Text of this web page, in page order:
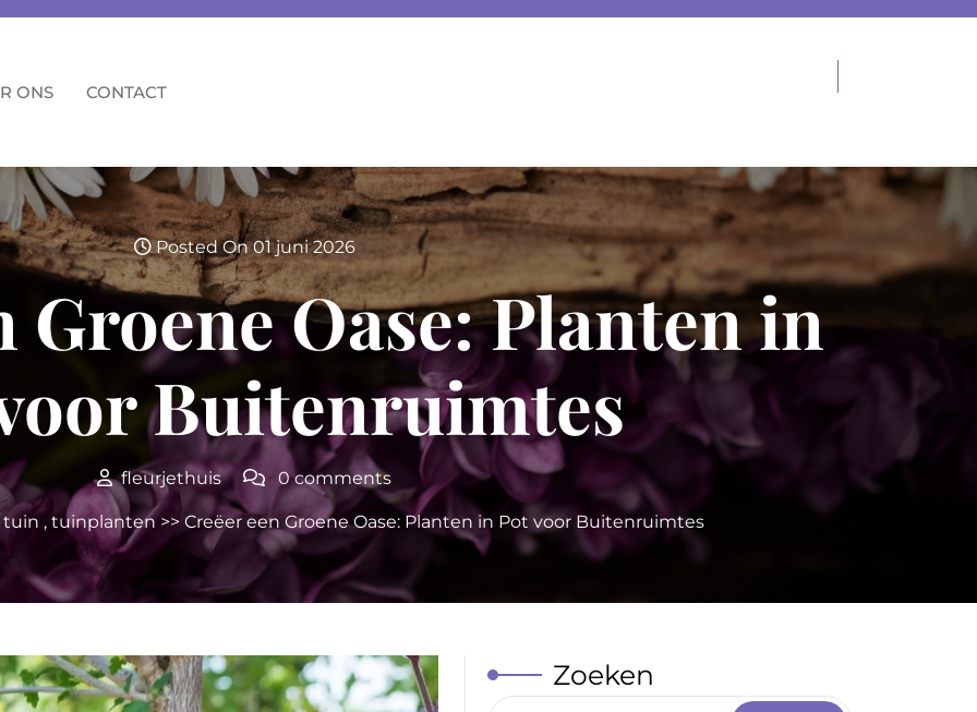
ONS CONTACT
Posted On 01 juni 2026
Groene Oase: Planten in
Buitenruimtes
fleurjethuis 0 comments
tuin, tuinplanten>> Creëer een Groene Oase: Planten in Pot voor Buitenruimtes
Zoeken